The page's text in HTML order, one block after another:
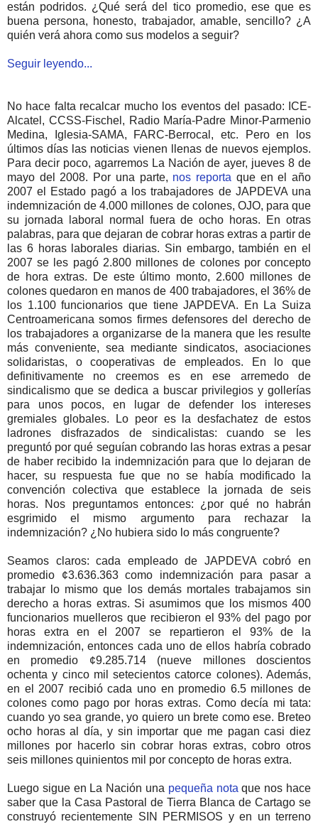
están podridos. ¿Qué será del tico promedio, ese que es
buena persona, honesto, trabajador, amable, sencillo? ¿A
quién verá ahora como sus modelos a seguir?
Seguir leyendo...
No hace falta recalcar mucho los eventos del pasado: ICE-
Alcatel, CCSS-Fischel, Radio María-Padre Minor-Parmenio
Medina, Iglesia-SAMA, FARC-Berrocal, etc. Pero en los
últimos días las noticias vienen llenas de nuevos ejemplos.
Para decir poco, agarremos La Nación de ayer, jueves 8 de
mayo del 2008. Por una parte, nos reporta que en el año
2007 el Estado pagó a los trabajadores de JAPDEVA una
indemnización de 4.000 millones de colones, OJO, para que
su jornada laboral normal fuera de ocho horas. En otras
palabras, para que dejaran de cobrar horas extras a partir de
las 6 horas laborales diarias. Sin embargo, también en el
2007 se les pagó 2.800 millones de colones por concepto
de hora extras. De este último monto, 2.600 millones de
colones quedaron en manos de 400 trabajadores, el 36% de
los 1.100 funcionarios que tiene JAPDEVA. En La Suiza
Centroamericana somos firmes defensores del derecho de
los trabajadores a organizarse de la manera que les resulte
más conveniente, sea mediante sindicatos, asociaciones
solidaristas, o cooperativas de empleados. En lo que
definitivamente no creemos es en ese arremedo de
sindicalismo que se dedica a buscar privilegios y gollerías
para unos pocos, en lugar de defender los intereses
gremiales globales. Lo peor es la desfachatez de estos
ladrones disfrazados de sindicalistas: cuando se les
preguntó por qué seguían cobrando las horas extras a pesar
de haber recibido la indemnización para que lo dejaran de
hacer, su respuesta fue que no se había modificado la
convención colectiva que establece la jornada de seis
horas. Nos preguntamos entonces: ¿por qué no habrán
esgrimido el mismo argumento para rechazar la
indemnización? ¿No hubiera sido lo más congruente?
Seamos claros: cada empleado de JAPDEVA cobró en
promedio ¢3.636.363 como indemnización para pasar a
trabajar lo mismo que los demás mortales trabajamos sin
derecho a horas extras. Si asumimos que los mismos 400
funcionarios muelleros que recibieron el 93% del pago por
horas extra en el 2007 se repartieron el 93% de la
indemnización, entonces cada uno de ellos habría cobrado
en promedio ¢9.285.714 (nueve millones doscientos
ochenta y cinco mil setecientos catorce colones). Además,
en el 2007 recibió cada uno en promedio 6.5 millones de
colones como pago por horas extras. Como decía mi tata:
cuando yo sea grande, yo quiero un brete como ese. Breteo
ocho horas al día, y sin importar que me pagan casi diez
millones por hacerlo sin cobrar horas extras, cobro otros
seis millones quinientos mil por concepto de horas extra.
Luego sigue en La Nación una pequeña nota que nos hace
saber que la Casa Pastoral de Tierra Blanca de Cartago se
construyó recientemente SIN PERMISOS y en un terreno